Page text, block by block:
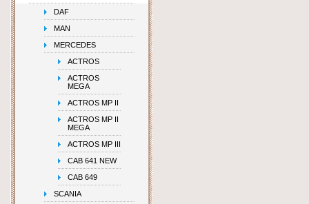
DAF
MAN
MERCEDES
ACTROS
ACTROS
MEGA
ACTROS MP II
ACTROS MP II
MEGA
ACTROS MP III
CAB 641 NEW
CAB 649
SCANIA